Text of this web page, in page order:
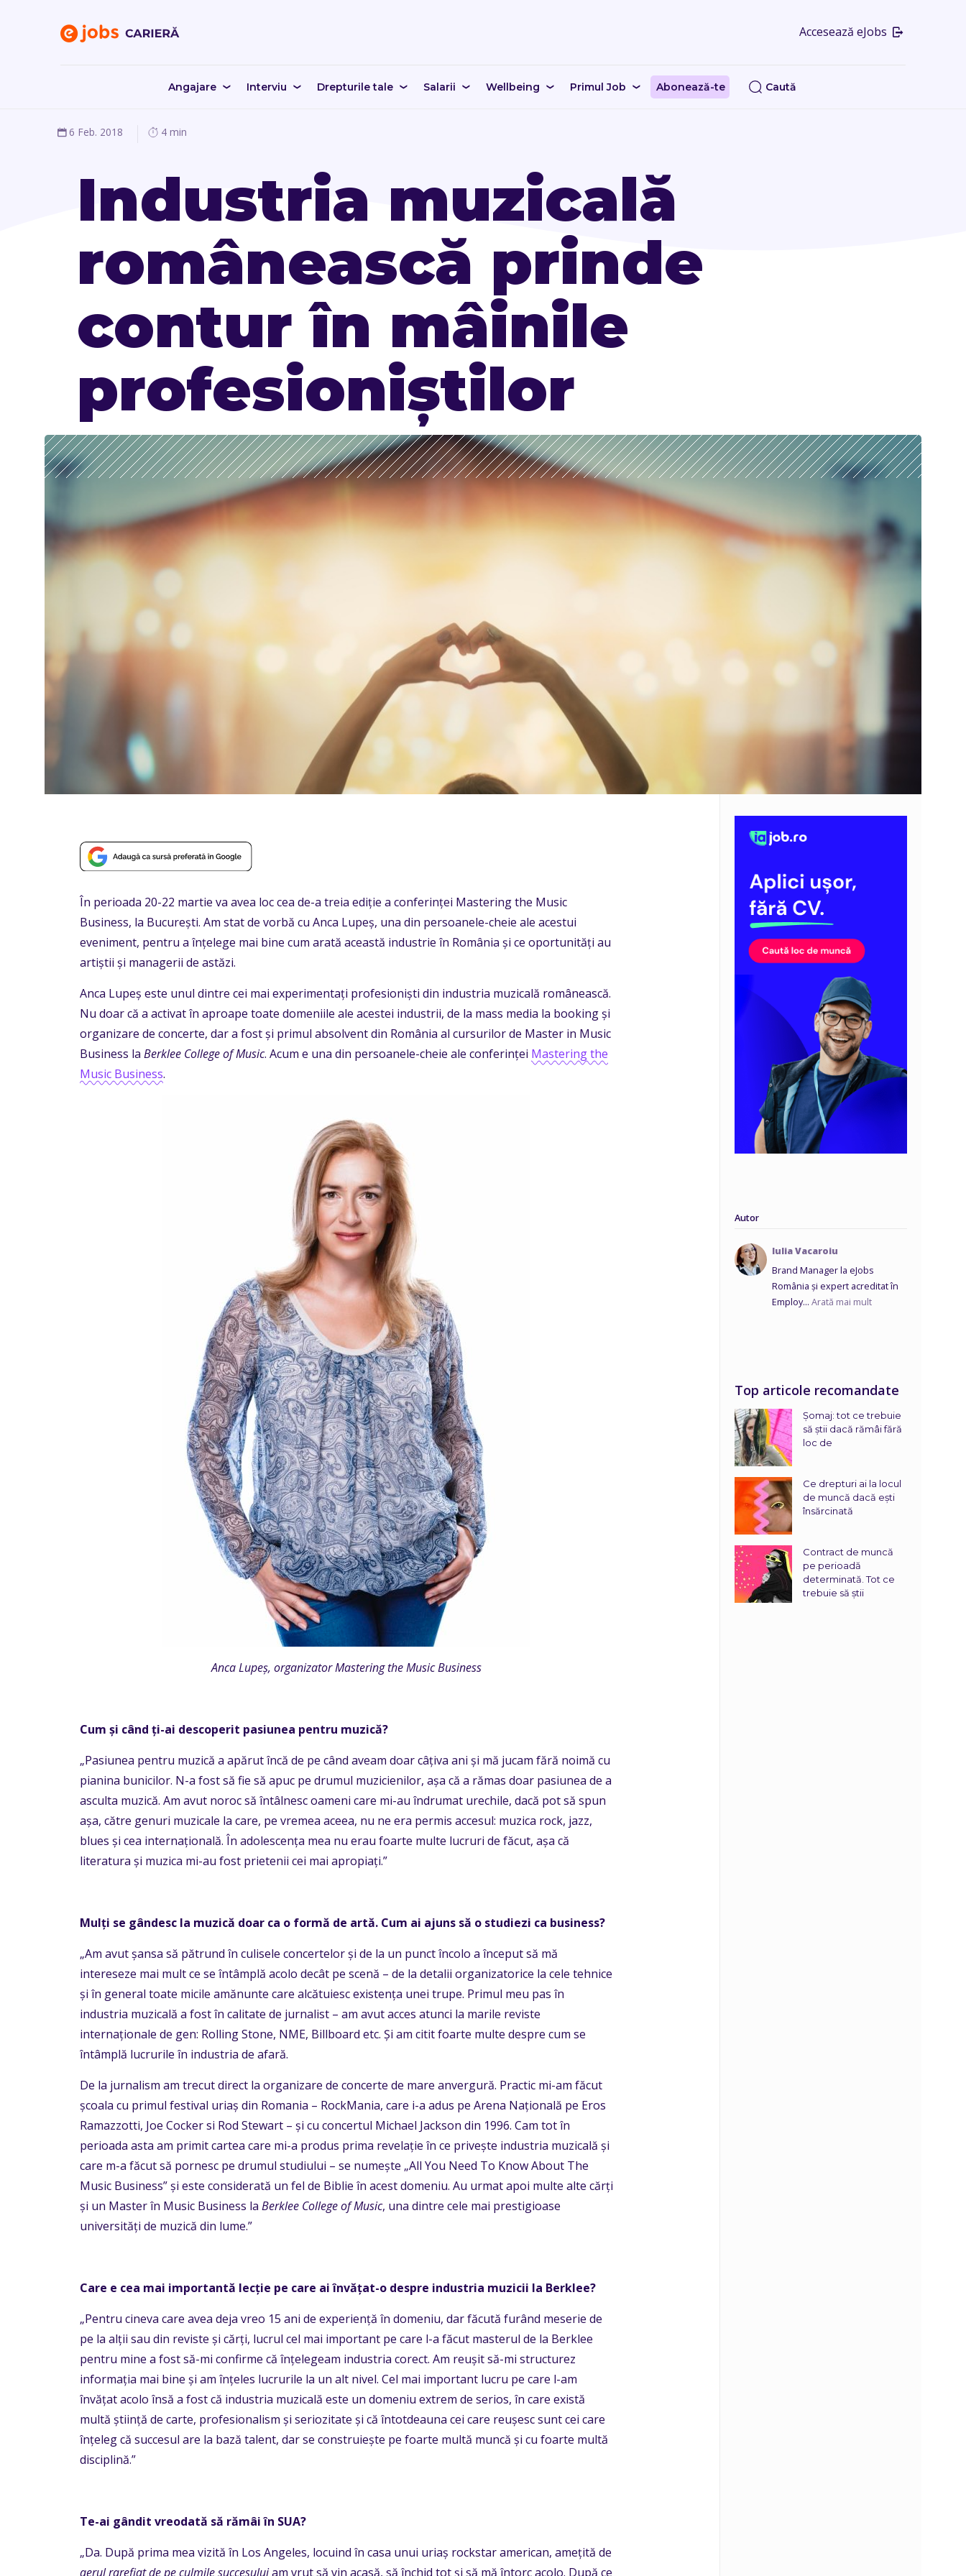
Accesează eJobs
Angajare Interviu Drepturile tale Salarii Wellbeing Primul Job Abonează-te Caută
6 Feb. 2018 4 min
Industria muzicală
românească prinde
contur în mâinile
profesioniștilor
În perioada 20-22 martie va avea loc cea de-a treia ediție a conferinței Mastering the Music
Business, la București. Am stat de vorbă cu Anca Lupeș, una din persoanele-cheie ale acestui
eveniment, pentru a înțelege mai bine cum arată această industrie în România și ce oportunități au
artiștii și managerii de astăzi.
Anca Lupeș este unul dintre cei mai experimentați profesioniști din industria muzicală românească.
Nu doar că a activat în aproape toate domeniile ale acestei industrii, de la mass media la booking și
organizare de concerte, dar a fost și primul absolvent din România al cursurilor de Master in Music
Business la Berklee College of Music. Acum e una din persoanele-cheie ale conferinței Mastering the
Music Business.
Anca Lupeș, organizator Mastering the Music Business
Cum și când ți-ai descoperit pasiunea pentru muzică?
„Pasiunea pentru muzică a apărut încă de pe când aveam doar câțiva ani și mă jucam fără noimă cu
pianina bunicilor. N-a fost să fie să apuc pe drumul muzicienilor, așa că a rămas doar pasiunea de a
asculta muzică. Am avut noroc să întâlnesc oameni care mi-au îndrumat urechile, dacă pot să spun
așa, către genuri muzicale la care, pe vremea aceea, nu ne era permis accesul: muzica rock, jazz,
blues și cea internațională. În adolescența mea nu erau foarte multe lucruri de făcut, așa că
literatura și muzica mi-au fost prietenii cei mai apropiați.”
Mulți se gândesc la muzică doar ca o formă de artă. Cum ai ajuns să o studiezi ca business?
„Am avut șansa să pătrund în culisele concertelor și de la un punct încolo a început să mă
intereseze mai mult ce se întâmplă acolo decât pe scenă – de la detalii organizatorice la cele tehnice
și în general toate micile amănunte care alcătuiesc existența unei trupe. Primul meu pas în
industria muzicală a fost în calitate de jurnalist – am avut acces atunci la marile reviste
internaționale de gen: Rolling Stone, NME, Billboard etc. Și am citit foarte multe despre cum se
întâmplă lucrurile în industria de afară.
De la jurnalism am trecut direct la organizare de concerte de mare anvergură. Practic mi-am făcut
școala cu primul festival uriaș din Romania – RockMania, care i-a adus pe Arena Națională pe Eros
Ramazzotti, Joe Cocker si Rod Stewart – și cu concertul Michael Jackson din 1996. Cam tot în
perioada asta am primit cartea care mi-a produs prima revelație în ce privește industria muzicală și
care m-a făcut să pornesc pe drumul studiului – se numește „All You Need To Know About The
Music Business” și este considerată un fel de Biblie în acest domeniu. Au urmat apoi multe alte cărți
și un Master în Music Business la Berklee College of Music, una dintre cele mai prestigioase
universități de muzică din lume.”
Care e cea mai importantă lecție pe care ai învățat-o despre industria muzicii la Berklee?
„Pentru cineva care avea deja vreo 15 ani de experiență în domeniu, dar făcută furând meserie de
pe la alții sau din reviste și cărți, lucrul cel mai important pe care l-a făcut masterul de la Berklee
pentru mine a fost să-mi confirme că înțelegeam industria corect. Am reușit să-mi structurez
informația mai bine și am înțeles lucrurile la un alt nivel. Cel mai important lucru pe care l-am
învățat acolo însă a fost că industria muzicală este un domeniu extrem de serios, în care există
multă știință de carte, profesionalism și seriozitate și că întotdeauna cei care reușesc sunt cei care
înțeleg că succesul are la bază talent, dar se construiește pe foarte multă muncă și cu foarte multă
disciplină.”
Te-ai gândit vreodată să rămâi în SUA?
„Da. După prima mea vizită în Los Angeles, locuind în casa unui uriaș rockstar american, amețită de
aerul rarefiat de pe culmile succesuluiam vrut să vin acasă, să închid tot și să mă întorc acolo. După ce
Autor
Iulia Vacaroiu
Brand Manager la eJobs
România și expert acreditat în
Employ...Arată mai mult
Top articole recomandate
Șomaj: tot ce trebuie
să știi dacă rămâi fără
loc de
Ce drepturi ai la locul
de muncă dacă ești
însărcinată
Contract de muncă
pe perioadă
determinată. Tot ce
trebuie să știi